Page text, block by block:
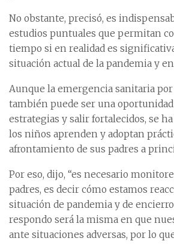
No obstante, precisó, es
estudios puntuales que permitan
tiempo si en realidad es
situación actual de la pandemia y
Aunque la emergencia sanitaria
también puede ser una
estrategias y salir fortalecidos, se
los niños aprenden y adoptan
afrontamiento de sus padres a
Por eso, dijo, “es necesario
padres, es decir cómo estamos
situación de pandemia y de
respondo será la misma en que
ante situaciones adversas, por lo